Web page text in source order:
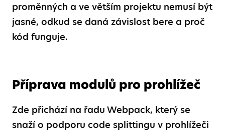
proměnných a ve větším projektu nemusí být
jasné, odkud se daná závislost bere a proč
kód funguje.
Příprava modulů pro prohlížeč
Zde přichází na řadu Webpack, který se
snaží o podporu code splittingu v prohlížeči